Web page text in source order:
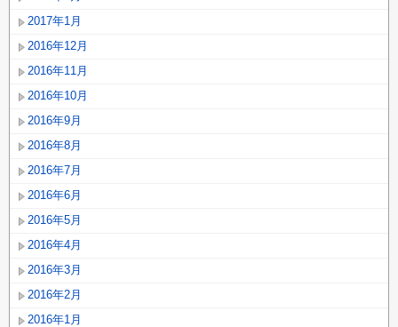
2017年1月
2016年12月
2016年11月
2016年10月
2016年9月
2016年8月
2016年7月
2016年6月
2016年5月
2016年4月
2016年3月
2016年2月
2016年1月